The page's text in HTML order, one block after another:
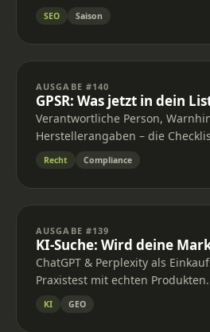
SEO Saison
AUSGABE #140
GPSR: Was jetzt in dein
Verantwortliche Person,
Herstellerangaben – die
Recht Compliance
AUSGABE #139
KI-Suche: Wird deine
ChatGPT & Perplexity als
Praxistest mit echten Produkten.
KI GEO